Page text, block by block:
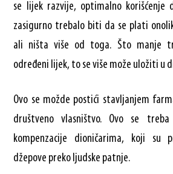
se lijek razvije, optimalno korišćenje
zasigurno trebalo biti da se plati
ali ništa više od toga. Što manje
određeni lijek, to se više može uložiti u
Ovo se možde postići stavljanjem
društveno vlasništvo. Ovo se
kompenzacije dioničarima, koji su
džepove preko ljudske patnje.